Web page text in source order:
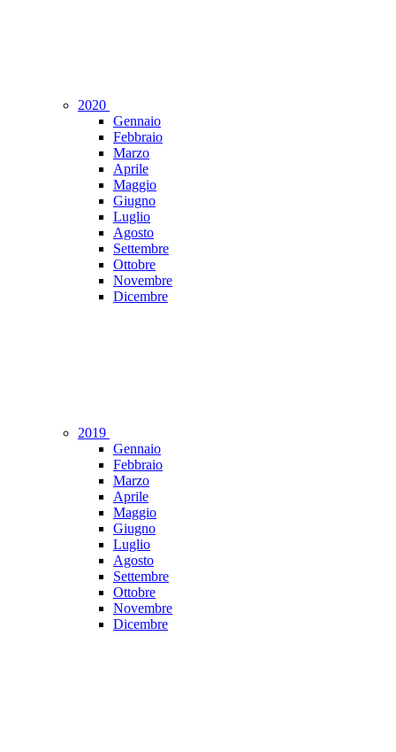
2020
Gennaio
Febbraio
Marzo
Aprile
Maggio
Giugno
Luglio
Agosto
Settembre
Ottobre
Novembre
Dicembre
2019
Gennaio
Febbraio
Marzo
Aprile
Maggio
Giugno
Luglio
Agosto
Settembre
Ottobre
Novembre
Dicembre